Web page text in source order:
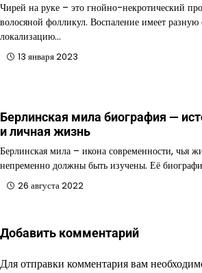
Чирей на руке – это гнойно-некротический
волосяной фолликул. Воспаление имеет
локализацию…
13 января 2023
Берлинская мила биография —
и личная жизнь
Берлинская мила – икона современности, чья
непременно должны быть изучены. Её
26 августа 2022
Добавить комментарий
Для отправки комментария вам